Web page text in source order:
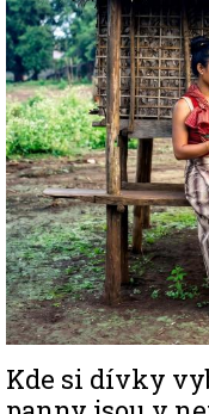
Image
Kde si dívky